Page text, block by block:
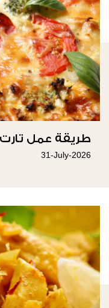
طريقة عمل
31-July-2026